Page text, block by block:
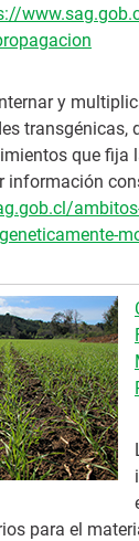
y
transgénicas,
que fija
información
para el